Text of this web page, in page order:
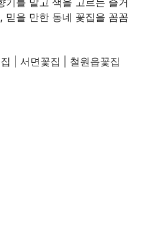
믿을 만한 동네 꽃집을 꼼꼼
| 서면꽃집 | 철원읍꽃집